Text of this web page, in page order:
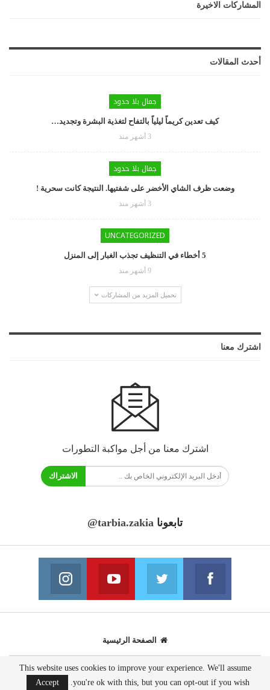
المشاركات الاخيرة
أحدث المقالات
جمال بلا حدود
كيف تعدين كريماً ليلياً بالتفاح لتغذية البشرة وتجديد…
3 أشهر منذ
جمال بلا حدود
وضعت ظرف الشاي الأخضر على شفتيها. النتيجة كانت سحرية !
3 أشهر منذ
UNCATEGORIZED
5 أخطاء في التنظيف تجذب الغبار إلى المنزل
9 أشهر منذ
تحميل المزيد من المشاركات
اشترك معنا
اشترك معنا من أجل مواكبة التطورات
الاشتراك
تابعونا @tarbia.zakia
فايسبوك
انضم الينا انضم الينا
يوتيوب
انضم الينا
الصفحة الرئيسية
© 2020 - جميع الحقوق محفوظة.
This website uses cookies to improve your experience. We'll assume
you're ok with this, but you can opt-out if you wish.
Accept